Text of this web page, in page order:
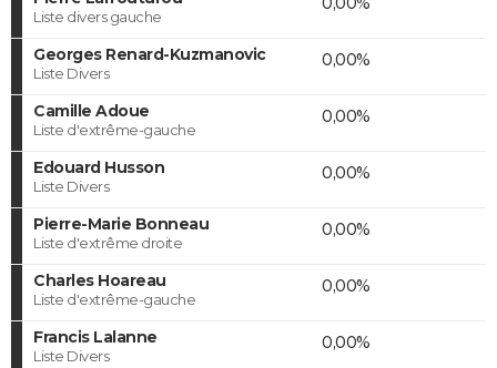
Liste divers gauche
Georges Renard-Kuzmanovic
Liste Divers
0,00%
Camille Adoue
Liste d'extrême-gauche
0,00%
Edouard Husson
Liste Divers
0,00%
Pierre-Marie Bonneau
Liste d'extrême droite
0,00%
Charles Hoareau
Liste d'extrême-gauche
0,00%
Francis Lalanne
Liste Divers
0,00%